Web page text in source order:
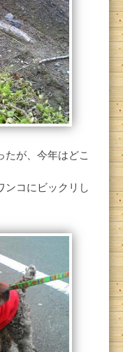
たが、今年はどこ
ンコにビックリし